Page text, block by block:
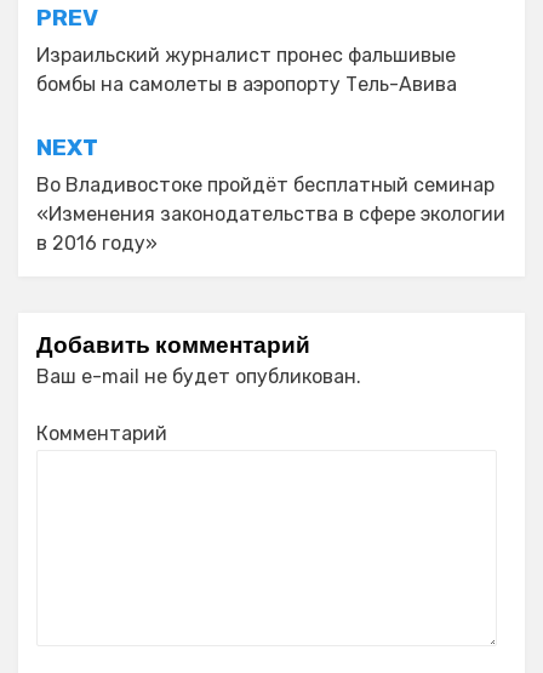
Навигация
по
записям
PREV
Израильский журналист пронес фальшивые
бомбы на самолеты в аэропорту Тель-Авива
NEXT
Во Владивостоке пройдёт бесплатный семинар
«Изменения законодательства в сфере экологии
в 2016 году»
Добавить комментарий
Ваш e-mail не будет опубликован.
Комментарий